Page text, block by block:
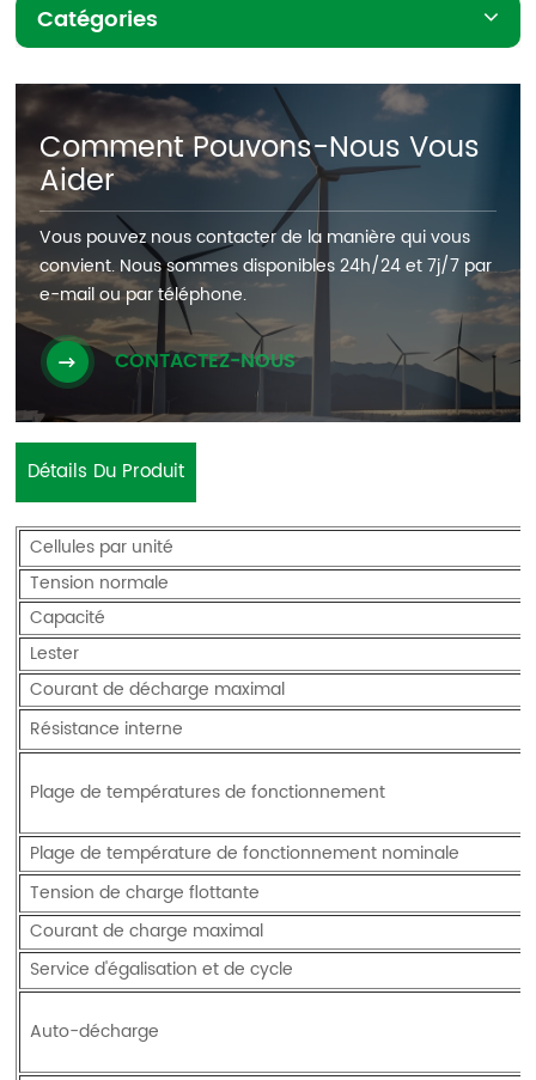
Catégories
Comment Pouvons-Nous Vous
Aider
Vous pouvez nous contacter de la manière qui vous
convient. Nous sommes disponibles 24h/24 et 7j/7 par
e-mail ou par téléphone.
CONTACTEZ-NOUS
Détails Du Produit
Cellules par unité
Tension normale
Capacité
Lester
Courant de décharge maximal
Résistance interne
Plage de températures de fonctionnement
Plage de température de fonctionnement nominale
Tension de charge flottante
Courant de charge maximal
Service d'égalisation et de cycle
Auto-décharge